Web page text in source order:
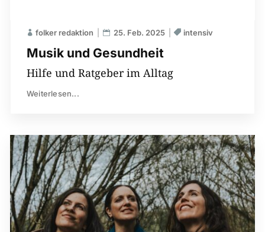
Musik und Gesundheit
folker redaktion 25. Feb. 2025 intensiv
Hilfe und Ratgeber im Alltag
Weiterlesen...